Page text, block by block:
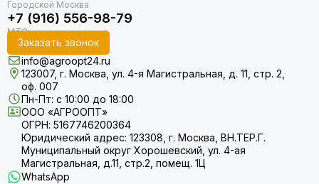
+7 (916) 556-98-79
Заказать звонок
info@agroopt24.ru
123007, г. Москва, ул. 4-я Магистральная, д. 11, стр. 2,
оф. 007
Пн-Пт: с 10:00 до 18:00
ООО «АГРООПТ»
ОГРН: 5167746200364
Юридический адрес: 123308, г. Москва, ВН.ТЕР.Г.
Муниципальный округ Хорошевский, ул. 4-ая
Магистральная, д.11, стр.2, помещ. 1Ц
WhatsApp